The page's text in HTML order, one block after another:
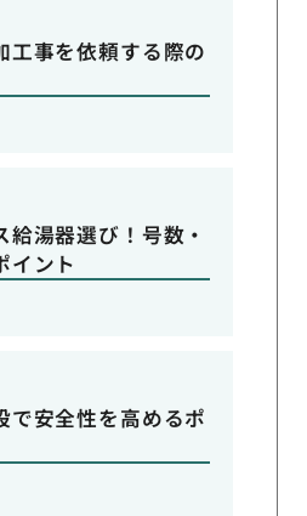
工事を依頼する際の
湯器選び！号数・
イント
で安全性を高めるポ